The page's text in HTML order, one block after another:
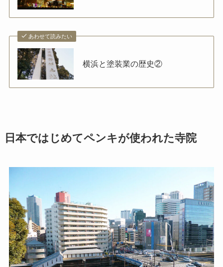
あわせて読みたい
横浜と塗装業の歴史②
日本ではじめてペンキが使われた寺院